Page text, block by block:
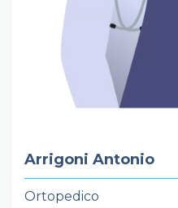
Arrigoni Antonio
Ortopedico